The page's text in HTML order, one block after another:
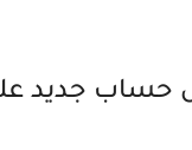
حساب جديد